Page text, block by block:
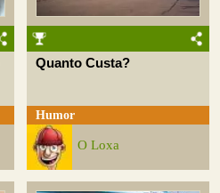
Quanto Custa?
Humor
O Loxa